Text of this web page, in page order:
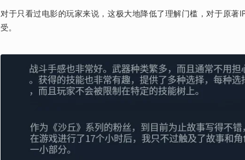
对于只看过电影的玩家来说，这极大地降低了理解门槛，对于原著
受。